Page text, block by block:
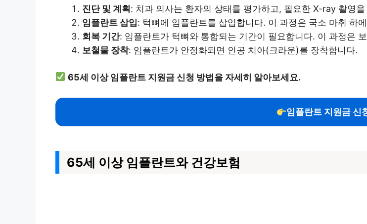
진단 및 계획: 치과 의사는 환자의 상태를 평가하고, 필요한 X-ray 촬영
임플란트 삽입: 턱뼈에 임플란트를 삽입합니다. 이 과정은 국소 마취 하
회복 기간: 임플란트가 턱뼈와 통합되는 기간이 필요합니다. 이 과정은
보철물 장착: 임플란트가 안정화되면 인공 치아(크라운)를 장착합니다.
65세 이상 임플란트 지원금 신청 방법을 자세히 알아보세요.
임플란트 지원금 신
65세 이상 임플란트와 건강보험